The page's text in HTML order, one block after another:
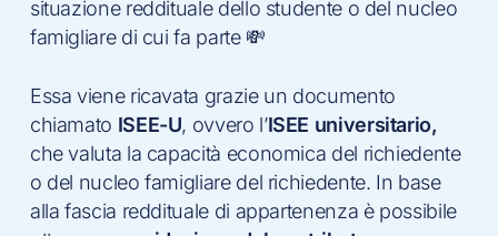
situazione reddituale dello studente o del nucleo
famigliare di cui fa parte 💸
Essa viene ricavata grazie un documento
chiamato ISEE-U, ovvero l’ISEE universitario,
che valuta la capacità economica del richiedente
o del nucleo famigliare del richiedente. In base
alla fascia reddituale di appartenenza è possibile